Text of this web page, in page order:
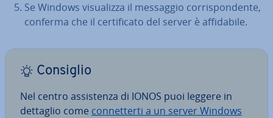
Se Windows vi­sua­liz­za il messaggio cor­ri­spon­den­te,
conferma che il cer­ti­fi­ca­to del server è af­fi­da­bi­le.
Consiglio
Nel centro as­si­sten­za di IONOS puoi leggere in
dettaglio come con­net­ter­ti a un server Windows